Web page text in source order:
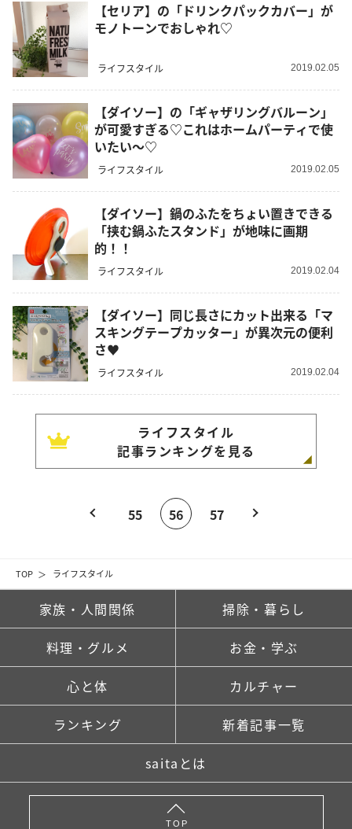
TOP ライフスタイル
【セリア】の「ドリンクパックカバー」が
モノトーンでおしゃれ♡
ライフスタイル 2019.02.05
【ダイソー】の「ギャザリングバルーン」
が可愛すぎる♡これはホームパーティで使
いたい～♡
ライフスタイル 2019.02.05
【ダイソー】鍋のふたをちょい置きできる
「挟む鍋ふたスタンド」が地味に画期
的！！
ライフスタイル 2019.02.04
【ダイソー】同じ長さにカット出来る「マ
スキングテープカッター」が異次元の便利
さ♥
ライフスタイル 2019.02.04
ライフスタイル
記事ランキングを見る
55 56 57
家族・人間関係 掃除・暮らし
料理・グルメ お金・学ぶ
心と体 カルチャー
ランキング 新着記事一覧
saitaとは
TOP